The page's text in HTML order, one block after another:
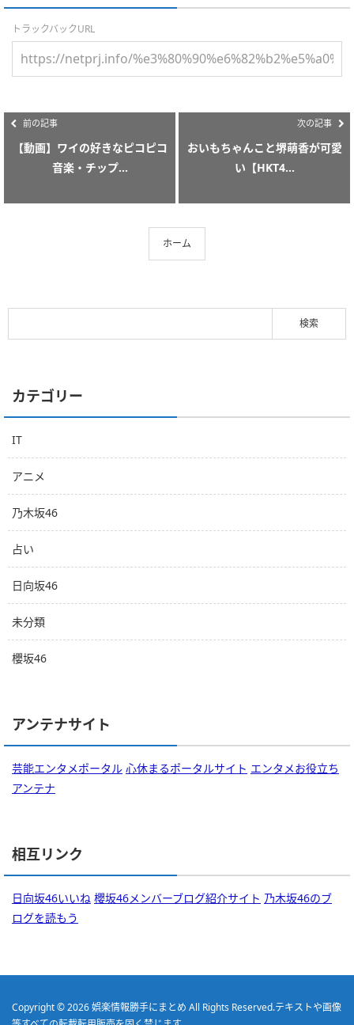
トラックバックURL
前の記事
【動画】ワイの好きなピコピコ
音楽・チップ...
次の記事
おいもちゃんこと堺萌香が可愛
い【HKT4...
ホーム
カテゴリー
IT
アニメ
乃木坂46
占い
日向坂46
未分類
櫻坂46
アンテナサイト
芸能エンタメポータル 心休まるポータルサイト エンタメお役立ち
アンテナ
相互リンク
日向坂46いいね 櫻坂46メンバーブログ紹介サイト 乃木坂46のブ
ログを読もう
Copyright © 2026娯楽情報勝手にまとめ All Rights Reserved.テキストや画像